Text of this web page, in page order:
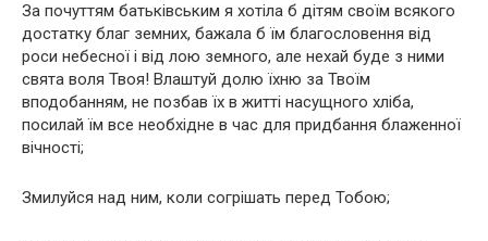
За почуттям батьківським я хотіла б дітям своїм всякого
достатку благ земних, бажала б їм благословення від
роси небесної і від лою земного, але нехай буде з ними
свята воля Твоя! Влаштуй долю їхню за Твоїм
вподобанням, не позбав їх в житті насущного хліба,
посилай їм все необхідне в час для придбання блаженної
вічності;
Змилуйся над ним, коли согрішать перед Тобою;